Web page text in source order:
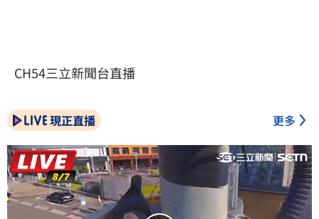
CH54三立新聞台直播
現正直播 更多